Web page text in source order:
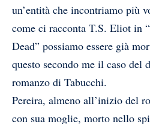
un’entità che incontriamo più
come ci racconta T.S. Eliot in
Dead” possiamo essere già
questo secondo me il caso del
romanzo di Tabucchi.
Pereira, almeno all’inizio del
con sua moglie, morto nello